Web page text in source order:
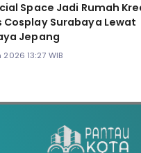
Space Jadi Rumah
Surabaya Lewat
Jepang
13:27 WIB